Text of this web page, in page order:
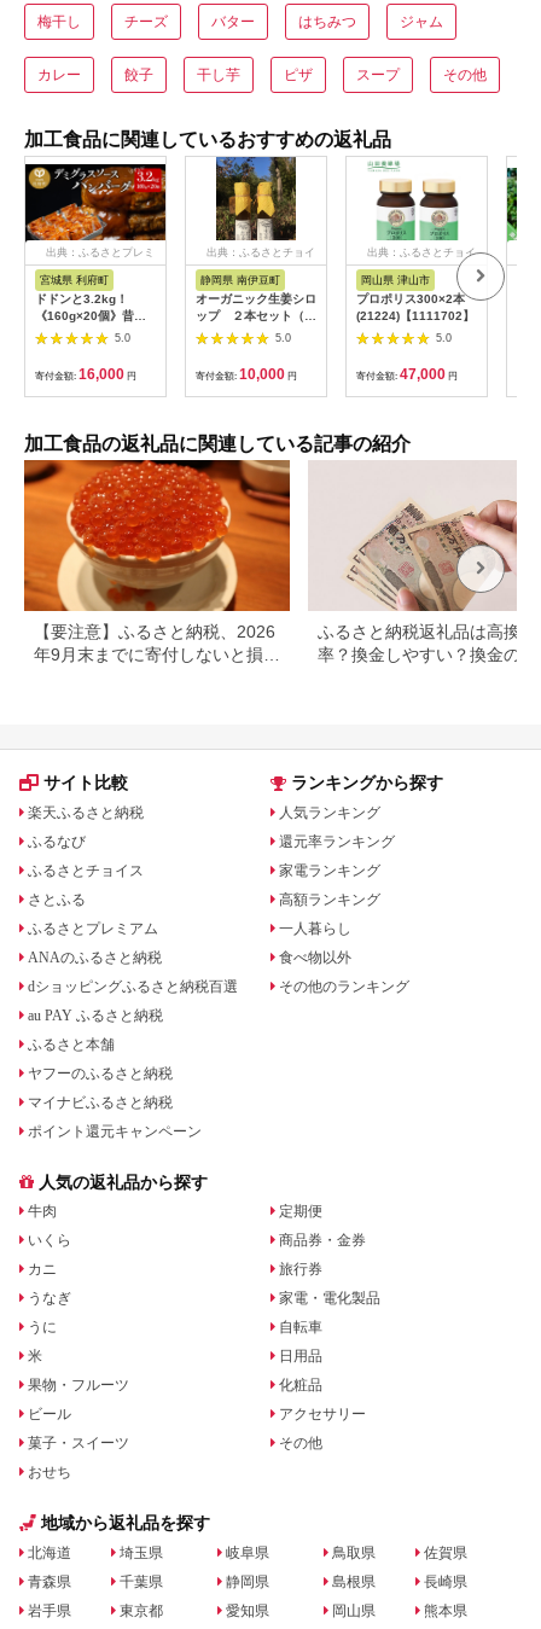
梅干し チーズ バター はちみつ ジャム
カレー 餃子 干し芋 ピザ スープ その他
加工食品に関連しているおすすめの返礼品
出典：ふるさとプレミ
宮城県 利府町
ドドンと3.2kg！
《160g×20個》昔懐
かしいデミグラスソー
スハンバーグ 肉 洋食
簡単 大容量 湯煎 湯せ
ん 個包装 [大容量 ハ
ンバーグ 肉 おかず 惣
洋食 湯煎 個別包装 小
分 お弁当 便利 お試
し]|06_thm-040601
5.0
寄付金額: 16,000 円
出典：ふるさとチョイ
静岡県 南伊豆町
オーガニック生姜シロ
ップ ２本セット（プ
レーン） 【 生姜 健
康 ジンジャーシロッ
プ ジンジャー しょう
が 生姜シロップ 】
<H-1>
5.0
寄付金額: 10,000 円
出典：ふるさとチョイ
岡山県 津山市
プロポリス300×2本
(21224)【1111702】
5.0
寄付金額: 47,000 円
加工食品の返礼品に関連している記事の紹介
【要注意】ふるさと納税、2026
年9月末までに寄付しないと損す
ふるさと納税返礼品は高換金
率？換金しやすい？換金の可
サイト比較
楽天ふるさと納税
ふるなび
ふるさとチョイス
さとふる
ふるさとプレミアム
ANAのふるさと納税
dショッピングふるさと納税百選
au PAY ふるさと納税
ふるさと本舗
ヤフーのふるさと納税
マイナビふるさと納税
ポイント還元キャンペーン
ランキングから探す
人気ランキング
還元率ランキング
家電ランキング
高額ランキング
一人暮らし
食べ物以外
その他のランキング
人気の返礼品から探す
牛肉
いくら
カニ
うなぎ
うに
米
果物・フルーツ
ビール
菓子・スイーツ
おせち
定期便
商品券・金券
旅行券
家電・電化製品
自転車
日用品
化粧品
アクセサリー
その他
地域から返礼品を探す
北海道
青森県
岩手県
埼玉県
千葉県
東京都
岐阜県
静岡県
愛知県
鳥取県
島根県
岡山県
佐賀県
長崎県
熊本県